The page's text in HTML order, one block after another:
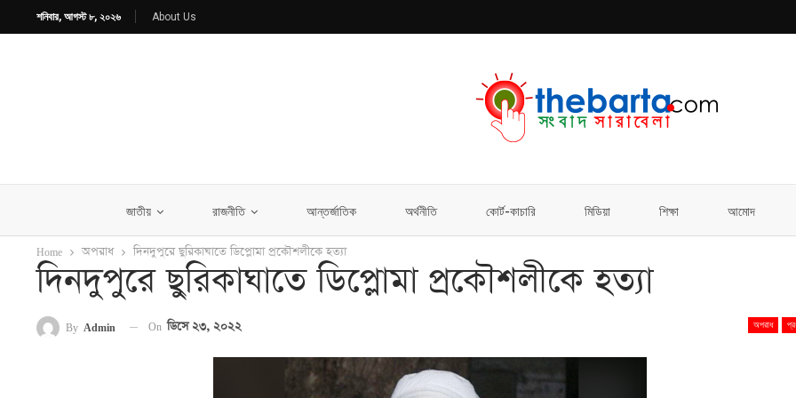
শনিবার, আগস্ট ৮, ২০২৬ About Us
জাতীয় রাজনীতি আন্তর্জাতিক অর্থনীতি কোর্ট-কাচারি মিডিয়া শিক্ষা আমোদ
Home অপরাধ দিনদুপুরে ছুরিকাঘাতে ডিপ্লোমা প্রকৌশলীকে হত্যা
দিনদুপুরে ছুরিকাঘাতে ডিপ্লোমা প্রকৌশলীকে হত্যা
অপরাধ
By Admin On ডিসে ২৩, ২০২২